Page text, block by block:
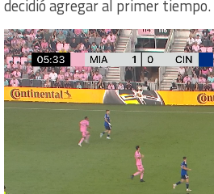
decidió agregar al primer tiempo.